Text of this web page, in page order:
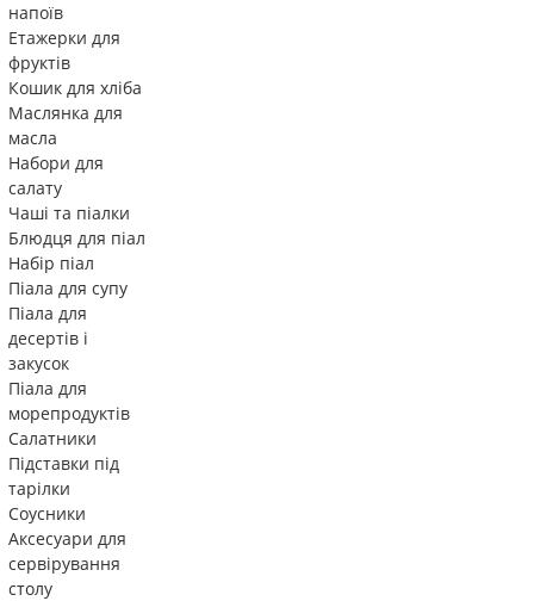
напоїв
Етажерки для
фруктів
Кошик для хліба
Маслянка для
масла
Набори для
салату
Чаші та піалки
Блюдця для піал
Набір піал
Піала для супу
Піала для
десертів і
закусок
Піала для
морепродуктів
Салатники
Підставки під
тарілки
Соусники
Аксесуари для
сервірування
столу